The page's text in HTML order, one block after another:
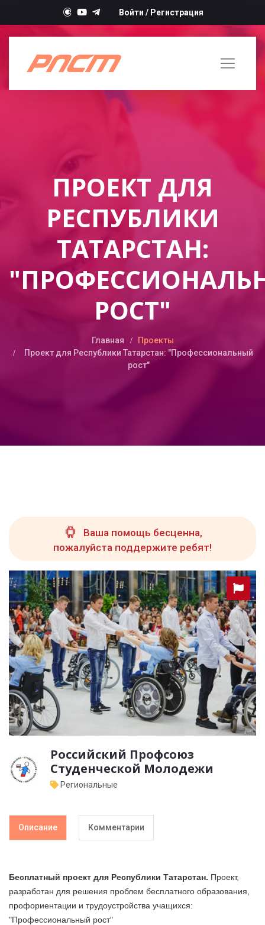
Войти / Регистрация
ПРОЕКТ ДЛЯ
РЕСПУБЛИКИ
ТАТАРСТАН:
РОСТ"
Главная
Проекты
Проект для Республики Татарстан: "Профессиональный
рост"
Ваша помощь бесценна,
пожалуйста поддержите ребят!
Российский Профсоюз
Студенческой Молодежи
Региональные
Описание Комментарии
Бесплатный проект для Республики Татарстан. Проект,
разработан для решения проблем бесплатного образования,
профориентации и трудоустройства учащихся:
"Профессиональный рост"